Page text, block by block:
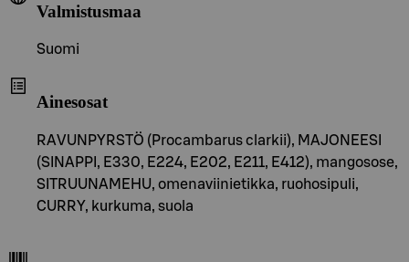
Valmistusmaa
Suomi
Ainesosat
RAVUNPYRSTÖ (Procambarus clarkii), MAJONEESI
(SINAPPI, E330, E224, E202, E211, E412), mangosose,
SITRUUNAMEHU, omenaviinietikka, ruohosipuli,
CURRY, kurkuma, suola